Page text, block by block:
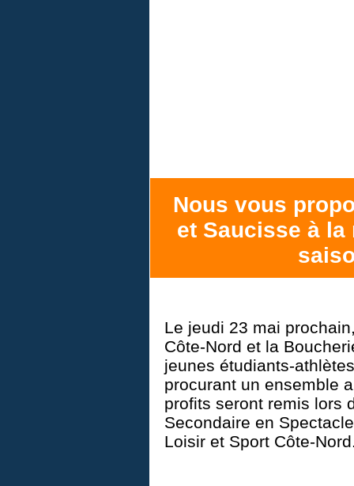
Nous vous
et Saucisse à
Le jeudi 23 mai
Côte-Nord et la
jeunes étudiants-
procurant un ensemble
profits seront remis lors
Secondaire en
Loisir et Sport Côte-